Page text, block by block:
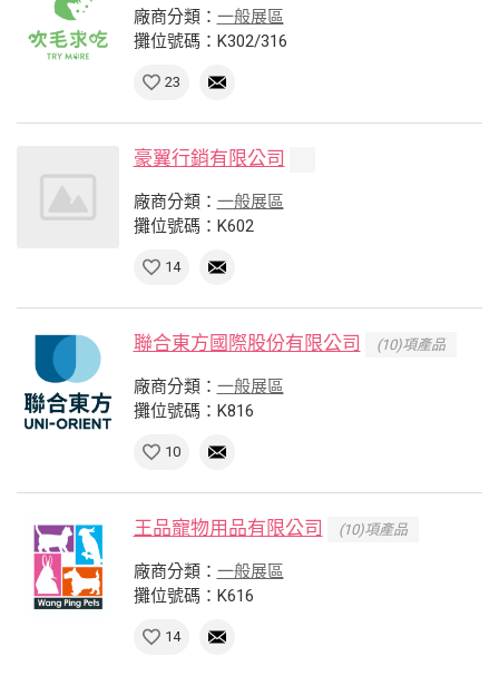
廠商分類： 一般展區
攤位號碼：K302/316
23
豪翼行銷有限公司
廠商分類： 一般展區
攤位號碼：K602
14
聯合東方國際股份有限公司 (10)項產品
廠商分類： 一般展區
攤位號碼：K816
10
王品寵物用品有限公司 (10)項產品
廠商分類： 一般展區
攤位號碼：K616
14